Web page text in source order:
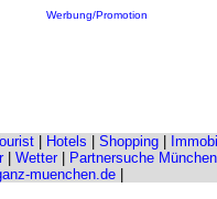
Werbung/Promotion
Hotels Shopping
Wetter| Partnersuche München
muenchen.de